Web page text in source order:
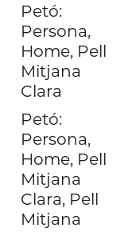
Petó:
Persona,
Home, Pell
Mitjana
Clara
Petó:
Persona,
Home, Pell
Mitjana
Clara, Pell
Mitjana